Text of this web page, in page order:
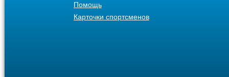
Помощь
Карточки спортсменов